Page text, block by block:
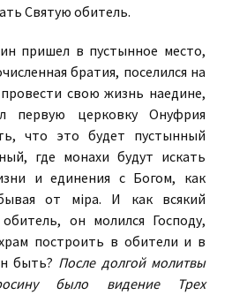
Святую обитель.
пришел в пустынное место,
братия, поселился на
свою жизнь наедине,
первую церковку Онуфрия
что это будет пустынный
где монахи будут искать
и единения с Богом, как
от мiра. И как всякий
он молился Господу,
построить в обители и в
быть? После долгой молитвы
было видение Трех